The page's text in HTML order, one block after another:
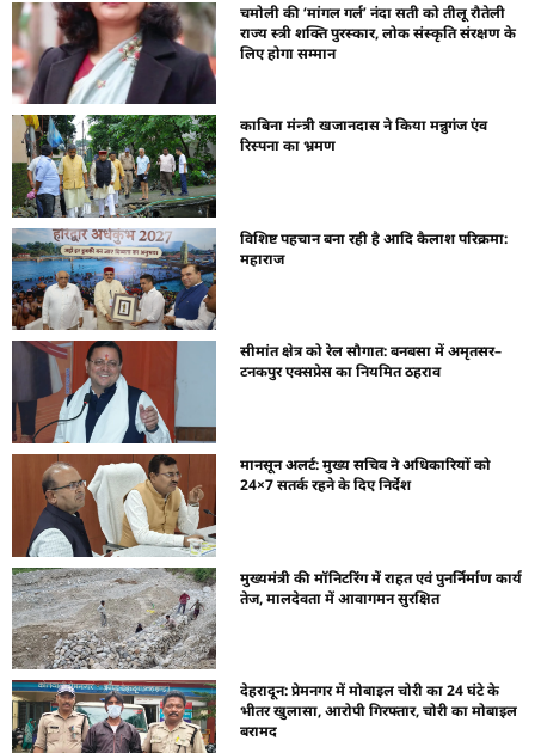
चमोली की ‘मांगल गर्ल’ नंदा सती को तीलू रौतेली
राज्य स्त्री शक्ति पुरस्कार, लोक संस्कृति संरक्षण के
लिए होगा सम्मान
काबिना मंन्त्री खजानदास ने किया मन्नुगंज एंव
रिस्पना का भ्रमण
विशिष्ट पहचान बना रही है आदि कैलाश परिक्रमा:
महाराज
सीमांत क्षेत्र को रेल सौगात: बनबसा में अमृतसर–
टनकपुर एक्सप्रेस का नियमित ठहराव
मानसून अलर्ट: मुख्य सचिव ने अधिकारियों को
24×7 सतर्क रहने के दिए निर्देश
मुख्यमंत्री की मॉनिटरिंग में राहत एवं पुनर्निर्माण कार्य
तेज, मालदेवता में आवागमन सुरक्षित
देहरादून: प्रेमनगर में मोबाइल चोरी का 24 घंटे के
भीतर खुलासा, आरोपी गिरफ्तार, चोरी का मोबाइल
बरामद